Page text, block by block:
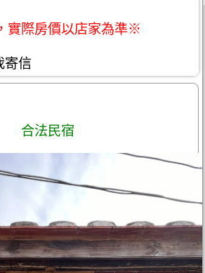
實際房價以店家為準※
寄信
合法民宿